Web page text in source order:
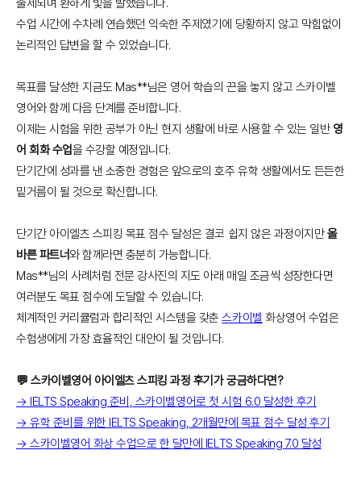
출제되며 환하게 빛을 발했습니다.
수업 시간에 수차례 연습했던 익숙한 주제였기에 당황하지 않고 막힘없이
논리적인 답변을 할 수 있었습니다.
목표를 달성한 지금도 Mas**님은 영어 학습의 끈을 놓지 않고 스카이벨
영어와 함께 다음 단계를 준비합니다.
이제는 시험을 위한 공부가 아닌 현지 생활에 바로 사용할 수 있는 일반 영
어 회화 수업을 수강할 예정입니다.
단기간에 성과를 낸 소중한 경험은 앞으로의 호주 유학 생활에서도 든든한
밑거름이 될 것으로 확신합니다.
단기간 아이엘츠 스피킹 목표 점수 달성은 결코 쉽지 않은 과정이지만올
바른 파트너와 함께라면 충분히 가능합니다.
Mas**님의 사례처럼 전문 강사진의 지도 아래 매일 조금씩 성장한다면
여러분도 목표 점수에 도달할 수 있습니다.
체계적인 커리큘럼과 합리적인 시스템을 갖춘스카이벨 화상영어 수업은
수험생에게 가장 효율적인 대안이 될 것입니다.
💬 스카이벨영어 아이엘츠 스피킹 과정 후기가 궁금하다면?
→ IELTS Speaking 준비, 스카이벨영어로 첫 시험 6.0 달성한 후기
→ 유학 준비를 위한 IELTS Speaking, 2개월만에 목표 점수 달성 후기
→ 스카이벨영어 화상 수업으로 한 달만에 IELTS Speaking 7.0 달성